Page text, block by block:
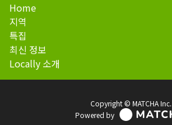
Home
지역
특집
최신 정보
Locally 소개
Copyright © MATCHA Inc.
Powered by